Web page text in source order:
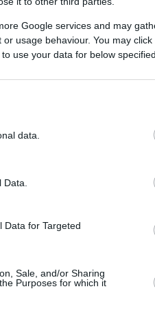
Google services and may
usage behaviour. You may
use your data for below
data.
Data for Targeted
Sale, and/or Sharing
Purposes for which it
προτεραιότητας: οι
άτομα με αναπηρία, ενώ
News